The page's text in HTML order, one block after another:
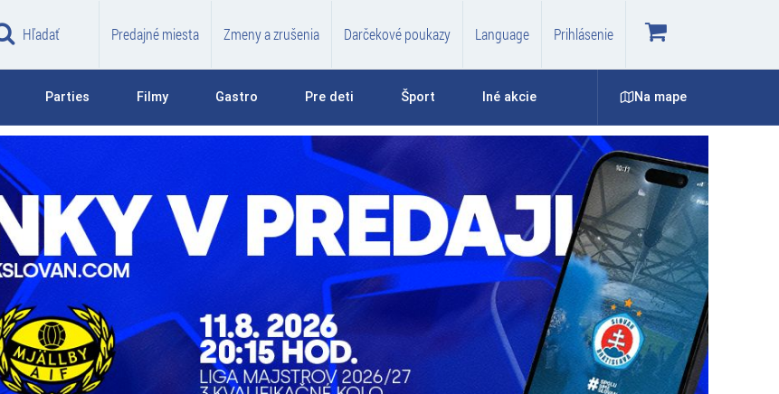
Hľadať Predajné miesta Zmeny a zrušenia Darčekové poukazy Language Prihlásenie
Parties Filmy Gastro Pre deti Šport Iné akcie Na mape